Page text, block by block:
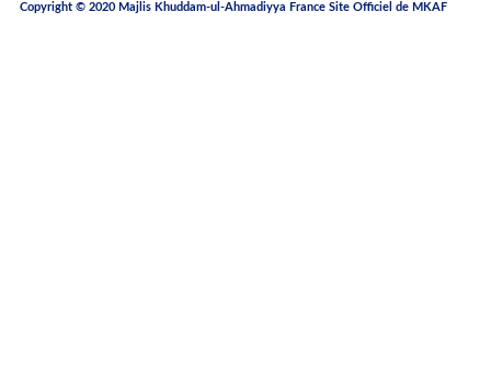
Copyright © 2020 Majlis Khuddam-ul-Ahmadiyya France Site Officiel de MKAF